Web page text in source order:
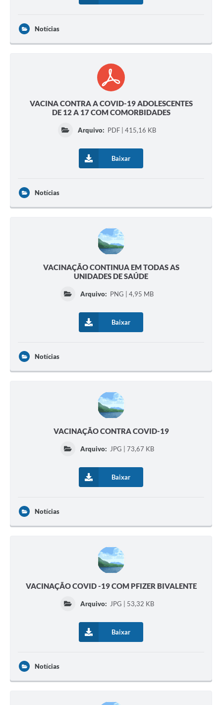
Notícias
VACINA CONTRA A COVID-19 ADOLESCENTES
DE 12 A 17 COM COMORBIDADES
Arquivo: PDF | 415,16 KB
Baixar
Notícias
VACINAÇÃO CONTINUA EM TODAS AS
UNIDADES DE SAÚDE
Arquivo: PNG | 4,95 MB
Baixar
Notícias
VACINAÇÃO CONTRA COVID-19
Arquivo: JPG | 73,67 KB
Baixar
Notícias
VACINAÇÃO COVID -19 COM PFIZER BIVALENTE
Arquivo: JPG | 53,32 KB
Baixar
Notícias